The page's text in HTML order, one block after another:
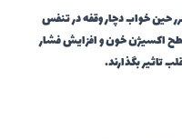
حین خواب دچار وقفه در تنفس
اکسیژن خون و افزایش فشار
تاثیر بگذارند.